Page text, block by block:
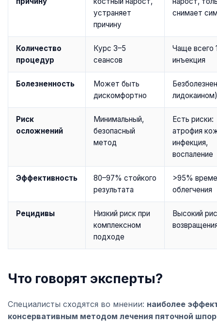
устраняет
причину
снимает
Количество
процедур
Курс 3–5
сеансов
Чаще всего
инъекция
Болезненность
Может быть
дискомфортно
лидокаином)
Риск
осложнений
Минимальный,
безопасный
метод
Есть риски:
атрофия
инфекция,
воспаление
Эффективность
80–97% стойкого
результата
>95%
облегчения
Рецидивы
Низкий риск при
комплексном
подходе
Высокий
Что говорят эксперты?
Специалисты сходятся во мнении: наиболее
консервативным методом лечения пяточной